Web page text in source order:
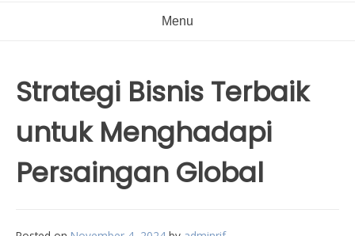
Menu
Strategi Bisnis Terbaik
untuk Menghadapi
Persaingan Global